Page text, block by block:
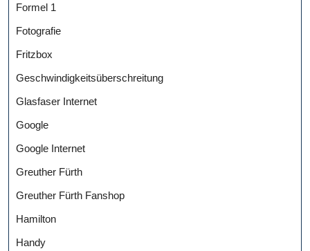
Formel 1
Fotografie
Fritzbox
Geschwindigkeitsüberschreitung
Glasfaser Internet
Google
Google Internet
Greuther Fürth
Greuther Fürth Fanshop
Hamilton
Handy